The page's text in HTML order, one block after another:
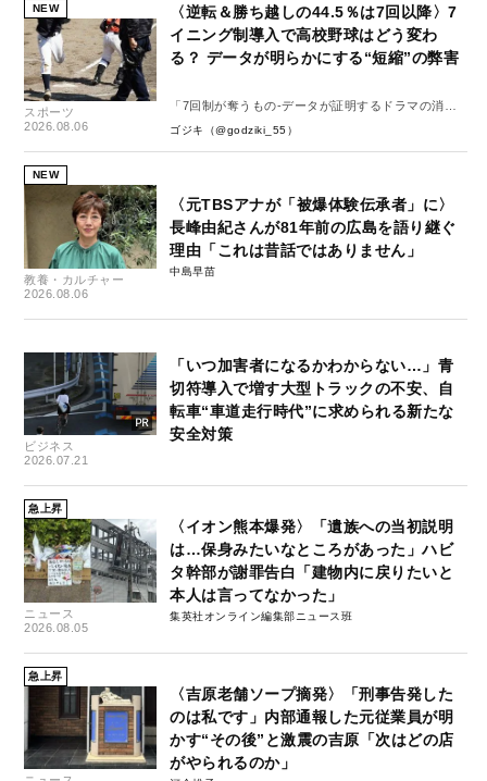
NEW
スポーツ
2026.08.06
〈逆転＆勝ち越しの44.5％は7回以降〉7
イニング制導入で高校野球はどう変わ
る？ データが明らかにする“短縮”の弊害
「7回制が奪うもの-データが証明するドラマの消
失-」
ゴジキ（@godziki_55）
NEW
教養・カルチャー
2026.08.06
〈元TBSアナが「被爆体験伝承者」に〉
長峰由紀さんが81年前の広島を語り継ぐ
理由「これは昔話ではありません」
中島早苗
ビジネス
2026.07.21
「いつ加害者になるかわからない…」青
切符導入で増す大型トラックの不安、自
転車“車道走行時代”に求められる新たな
安全対策
急上昇
ニュース
2026.08.05
〈イオン熊本爆発〉「遺族への当初説明
は…保身みたいなところがあった」ハビ
タ幹部が謝罪告白「建物内に戻りたいと
本人は言ってなかった」
集英社オンライン編集部ニュース班
急上昇
〈吉原老舗ソープ摘発〉「刑事告発した
のは私です」内部通報した元従業員が明
かす“その後”と激震の吉原「次はどの店
がやられるのか」